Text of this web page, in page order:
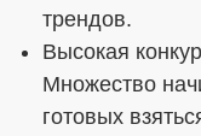
трендов.
Высокая
Множество
готовых